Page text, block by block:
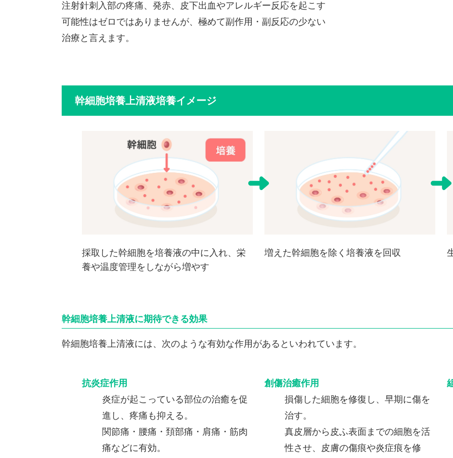
注射針刺入部の疼痛、発赤、皮下出血やアレルギー反応を起こす
可能性はゼロではありませんが、極めて副作用・副反応の少ない
治療と言えます。
幹細胞培養上清液培養イメージ
採取した幹細胞を培養液の中に入れ、栄
養や温度管理をしながら増やす
増えた幹細胞を除く培養液を回収
幹細胞培養上清液に期待できる効果
幹細胞培養上清液には、次のような有効な作用があるといわれています。
抗炎症作用
炎症が起こっている部位の治癒を促
進し、疼痛も抑える。
関節痛・腰痛・頚部痛・肩痛・筋肉
痛などに有効。
創傷治癒作用
損傷した細胞を修復し、早期に傷を
治す。
真皮層から皮ふ表面までの細胞を活
性させ、皮膚の傷痕や炎症痕を修